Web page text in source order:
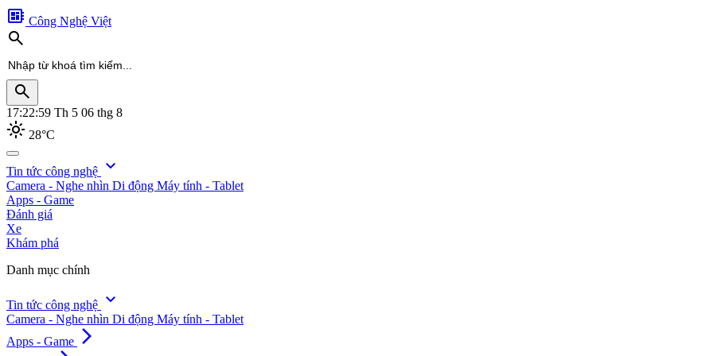
developer_board Công Nghệ Việt
search
search
17:23:01 Th 5 06 thg 8
light_mode 28°C
search
Tin tức công nghệ expand_more
Camera - Nghe nhìn Di động Máy tính - Tablet
Apps - Game
Đánh giá
Xe
Khám phá
Danh mục chính
Tin tức công nghệ expand_more
Camera - Nghe nhìn Di động Máy tính - Tablet
Apps - Game arrow_forward_ios